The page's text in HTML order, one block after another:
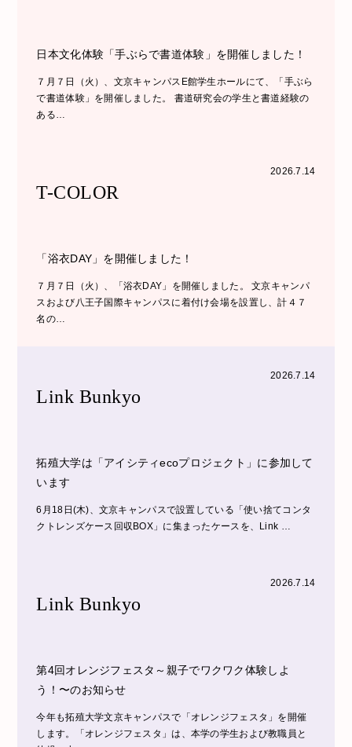
日本文化体験「手ぶらで書道体験」を開催しました！
７月７日（火）、文京キャンパスE館学生ホールにて、「手ぶら
で書道体験」を開催しました。 書道研究会の学生と書道経験の
ある…
2026.7.14
T-COLOR
「浴衣DAY」を開催しました！
７月７日（火）、「浴衣DAY」を開催しました。 文京キャンパ
スおよび八王子国際キャンパスに着付け会場を設置し、計４７
名の…
2026.7.14
Link Bunkyo
拓殖大学は「アイシティecoプロジェクト」に参加して
います
6月18日(木)、文京キャンパスで設置している「使い捨てコンタ
クトレンズケース回収BOX」に集まったケースを、Link …
2026.7.14
Link Bunkyo
第4回オレンジフェスタ～親子でワクワク体験しよ
う！〜のお知らせ
今年も拓殖大学文京キャンパスで「オレンジフェスタ」を開催
します。「オレンジフェスタ」は、本学の学生および教職員と